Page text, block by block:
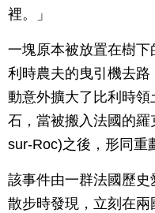
裡。」
一塊原本被放置在樹
利時農夫的曳引機去
動意外擴大了比利時
石，當被搬入法國的
sur-Roc)之後，形同重
該事件由一群法國歷
散步時發現，立刻在兩